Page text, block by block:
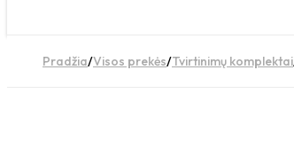
Pradžia/Visos prekės/Tvirtinimų komplektai